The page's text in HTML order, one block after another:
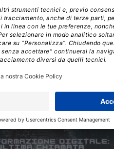
Presidente del CIO Club Italia,
risultati dell'evento Tra tecnologia
dal CIO Club Italia a
di una nuova fase per
basata su organi elettivi, tavoli
rapporto più stretto con le
»